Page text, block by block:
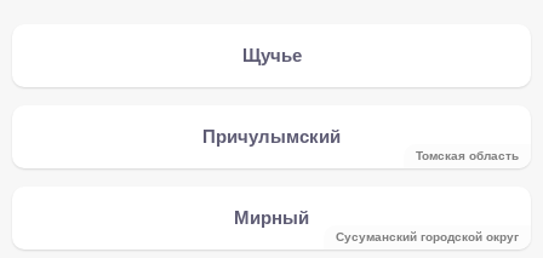
Щучье
Причулымский
Томская область
Мирный
Сусуманский городской округ